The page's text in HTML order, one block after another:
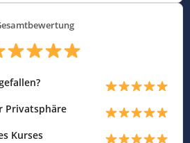
Privatsphäre
Kurses